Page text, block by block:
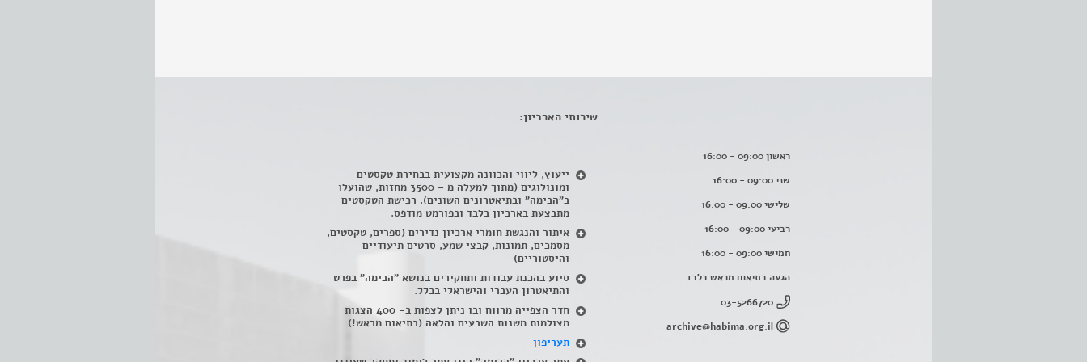
ראשון 09:00 - 16:00
שני 09:00 - 16:00
שלישי 09:00 - 16:00
רביעי 09:00 - 16:00
חמישי 09:00 - 16:00
הגעה בתיאום מראש בלבד
03-5266720
archive@habima.org.il
שירותי הארכיון:
ייעוץ, ליווי והכוונה מקצועית בבחירת טקסטים
ומונולוגים (מתוך למעלה מ – 3500 מחזות, שהועלו
ב"הבימה" ובתיאטרונים השונים). רכישת הטקסטים
מתבצעת בארכיון בלבד ובפורמט מודפס.
איתור והנגשת חומרי ארכיון נדירים (ספרים, טקסטים,
מסמכים, תמונות, קבצי שמע, סרטים תיעודיים
והיסטוריים)
סיוע בהכנת עבודות ותחקירים בנושא "הבימה" בפרט
והתיאטרון העברי והישראלי בכלל.
חדר הצפייה מרווח ובו ניתן לצפות ב- 400 הצגות
מצולמות משנות השבעים והלאה (בתיאום מראש!)
תעריפון